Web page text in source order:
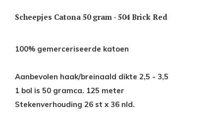
Scheepjes Catona 50 gram - 504 Brick Red
100% gemerceriseerde katoen
Aanbevolen haak/breinaald dikte 2,5 - 3,5
1 bol is 50 gramca. 125 meter
Stekenverhouding 26 st x 36 nld.